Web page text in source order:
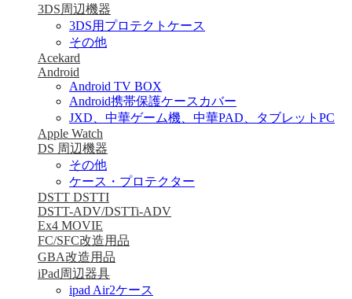
3DS周辺機器
3DS用プロテクトケース
その他
Acekard
Android
Android TV BOX
Android携帯保護ケースカバー
JXD、中華ゲーム機、中華PAD、タブレットPC
Apple Watch
DS 周辺機器
その他
ケース・プロテクター
DSTT DSTTI
DSTT-ADV/DSTTi-ADV
Ex4 MOVIE
FC/SFC改造用品
GBA改造用品
iPad周辺器具
ipad Air2ケース